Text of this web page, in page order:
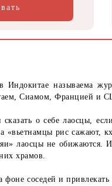
называема
Сиамом, Францией и
о себе лаосцы,
«вьетнамцы рис сажают,
лаосцы не обижаются.
храмов.
соседей и